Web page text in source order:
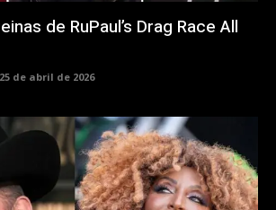
de RuPaul’s Drag Race All
25 de abril de 2026